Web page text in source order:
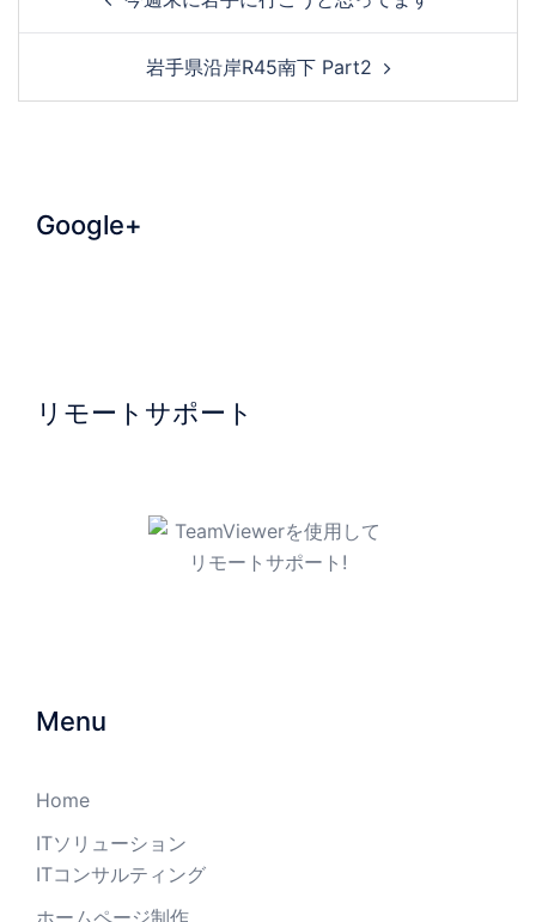
岩手県沿岸R45南下 Part2
Google+
リモートサポート
Menu
Home
ITソリューション
ITコンサルティング